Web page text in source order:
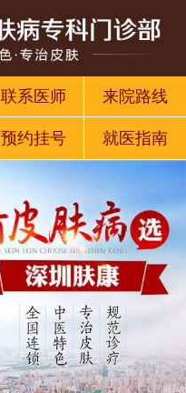
联系医师 来院路线
预约挂号 就医指南